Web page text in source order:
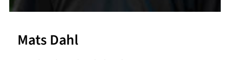
Mats Dahl